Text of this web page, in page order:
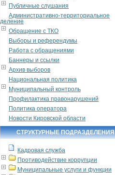
Публичные слушания
Административно-территориальное
деление
Обращение с ТКО
Выборы и референдумы
Работа с обращениями
Баннеры и ссылки
Архив выборов
Национальная политика
Муниципальный контроль
Профилактика правонарушений
Политика оператора
Новости Кировской области
СТРУКТУРНЫЕ ПОДРАЗДЕЛЕНИЯ
Кадровая служба
Противодействие коррупции
Муниципальные услуги и функции